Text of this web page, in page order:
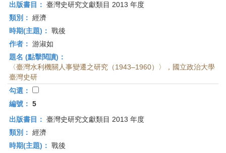
出版書目： 臺灣史研究文獻類目 2013 年度
類別： 經濟
時期(主題)： 戰後
作者： 游淑如
題名 (點擊閱讀)：
〈臺灣水利機關人事變遷之研究（1943–1960）〉，國立政治大學
臺灣史研
勾選：
編號： 5
出版書目： 臺灣史研究文獻類目 2013 年度
類別： 經濟
時期(主題)： 戰後